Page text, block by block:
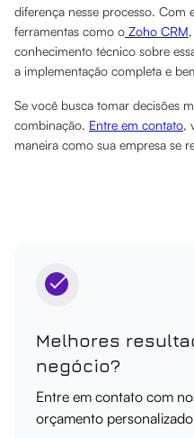
diferença nesse processo. Com
ferramentas como o Zoho CRM
conhecimento técnico sobre
a implementação completa e
Se você busca tomar decisões
combinação. Entre em contato,
maneira como sua empresa se
Melhores
negócio?
Entre em contato com
orçamento